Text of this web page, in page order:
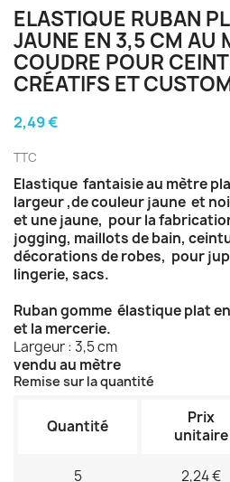
ELASTIQUE RUBAN
JAUNE EN 3,5 CM AU
COUDRE POUR
CRÉATIFS ET
2,49 €
TTC
Elastique fantaisie au mètre
largeur ,de couleur jaune et
et une jaune, pour la
jogging, maillots de bain,
décorations de robes, pour
lingerie, sacs.
Ruban gomme élastique plat
et la mercerie.
Largeur : 3,5 cm
vendu au mètre
Remise sur la quantité
Quantité
Prix
unitaire
5 2,24 €